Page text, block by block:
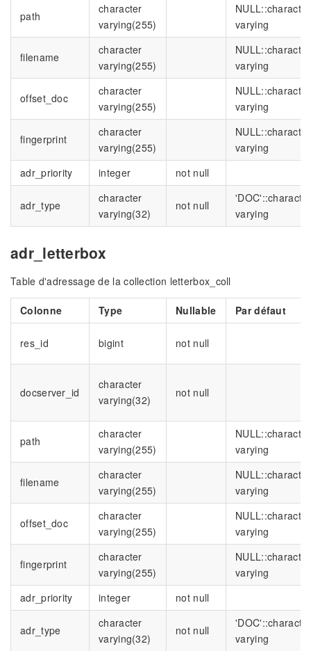
path
character
varying(255)
NULL::character
varying
filename
character
varying(255)
NULL::character
varying
offset_doc
character
varying(255)
NULL::character
varying
fingerprint
character
varying(255)
NULL::character
varying
adr_priority
integer not null
adr_type
character
varying(32)
not null
'DOC'::character
varying
adr_letterbox
Table d'adressage de la collection letterbox_coll
Colonne Type Nullable Par défaut
res_id bigint not null
docserver_id
character
varying(32)
not null
path
character
varying(255)
NULL::character
varying
filename
character
varying(255)
NULL::character
varying
offset_doc
character
varying(255)
NULL::character
varying
fingerprint
character
varying(255)
NULL::character
varying
adr_priority
integer not null
adr_type
character
varying(32)
not null
'DOC'::character
varying